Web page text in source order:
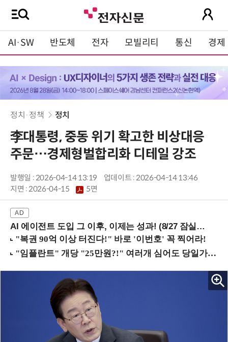
AI·SW 반도체 전자 모빌리티 통신 경제
정치·정책 정치
李대통령, 중동 위기 확고한 비상대응
주문…경제형벌합리화 디테일 강조
발행일 : 2026-04-14 13:19
업데이트 : 2026-04-14 13:46
지면 :2026-04-15 5면
AI 에이전트 도입 그 이후, 이제는 성과! (8/27 잠실역)